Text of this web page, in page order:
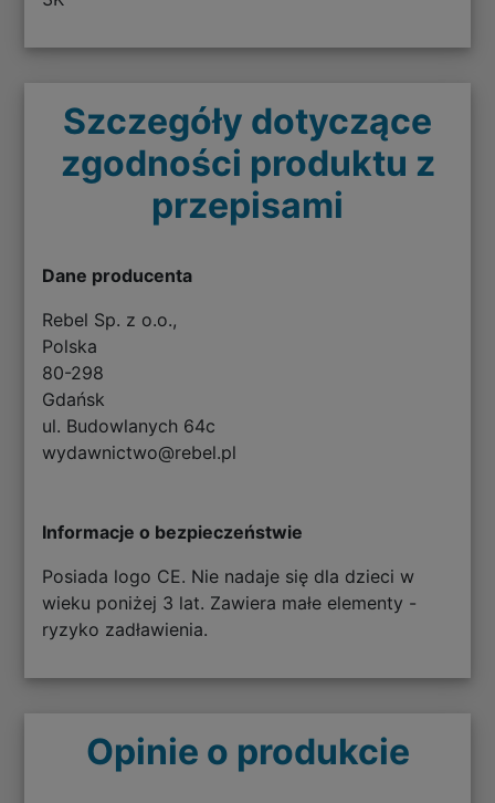
Szczegóły dotyczące
zgodności produktu z
przepisami
Dane producenta
Rebel Sp. z o.o.,
Polska
80-298
Gdańsk
ul. Budowlanych 64c
wydawnictwo@rebel.pl
Informacje o bezpieczeństwie
Posiada logo CE. Nie nadaje się dla dzieci w
wieku poniżej 3 lat. Zawiera małe elementy -
ryzyko zadławienia.
Opinie o produkcie